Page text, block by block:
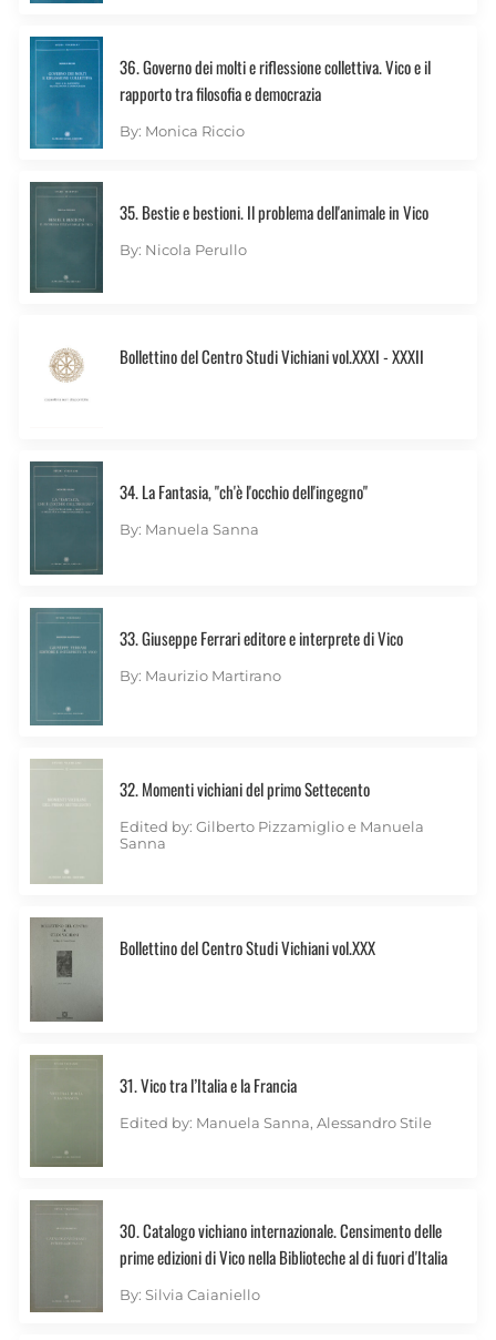
36. Governo dei molti e riflessione collettiva. Vico e il
rapporto tra filosofia e democrazia
By: Monica Riccio
35. Bestie e bestioni. Il problema dell'animale in Vico
By: Nicola Perullo
Bollettino del Centro Studi Vichiani vol.XXXI - XXXII
34. La Fantasia, "ch'è l'occhio dell'ingegno"
By: Manuela Sanna
33. Giuseppe Ferrari editore e interprete di Vico
By: Maurizio Martirano
32. Momenti vichiani del primo Settecento
Edited by: Gilberto Pizzamiglio e Manuela
Sanna
Bollettino del Centro Studi Vichiani vol.XXX
31. Vico tra l’Italia e la Francia
Edited by: Manuela Sanna, Alessandro Stile
30. Catalogo vichiano internazionale. Censimento delle
prime edizioni di Vico nella Biblioteche al di fuori d'Italia
By: Silvia Caianiello